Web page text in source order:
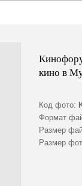
кино в
Код фото:
Формат
Размер
Размер